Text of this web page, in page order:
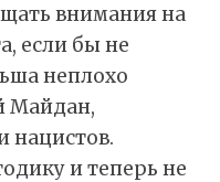
внимания на
если бы не
неплохо
Майдан,
нацистов.
и теперь не